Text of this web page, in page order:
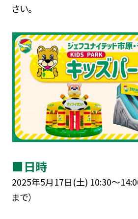
さい。
■日時
2025年5月17日(土) 10:30～
まで）